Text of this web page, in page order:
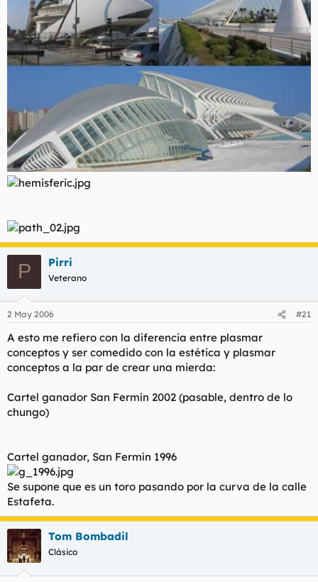
P Pirri
Veterano
2 May 2006 #21
A esto me refiero con la diferencia entre plasmar
conceptos y ser comedido con la estética y plasmar
conceptos a la par de crear una mierda:
Cartel ganador San Fermín 2002 (pasable, dentro de lo
chungo)
Cartel ganador, San Fermín 1996
Se supone que es un toro pasando por la curva de la calle
Estafeta.
Tom Bombadil
Clásico